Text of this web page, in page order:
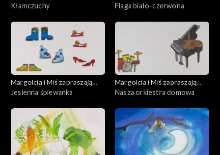
dziś
Kłamczuchy
dziś
Flaga biało-czerwona
Margolcia i Miś zapraszają
dziś
Jesienna śpiewanka
Margolcia i Miś zapraszają
dziś
Nasza orkiestra domowa